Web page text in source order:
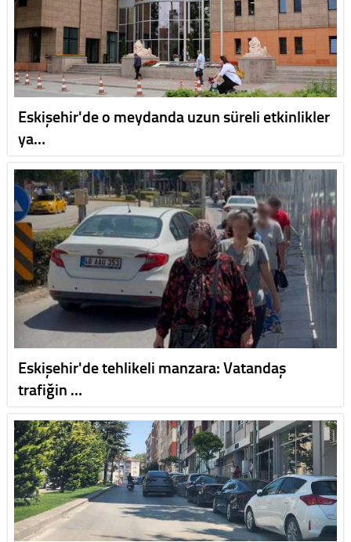
Eskişehir'de o meydanda uzun süreli etkinlikler
ya…
Eskişehir'de tehlikeli manzara: Vatandaş
trafiğin …